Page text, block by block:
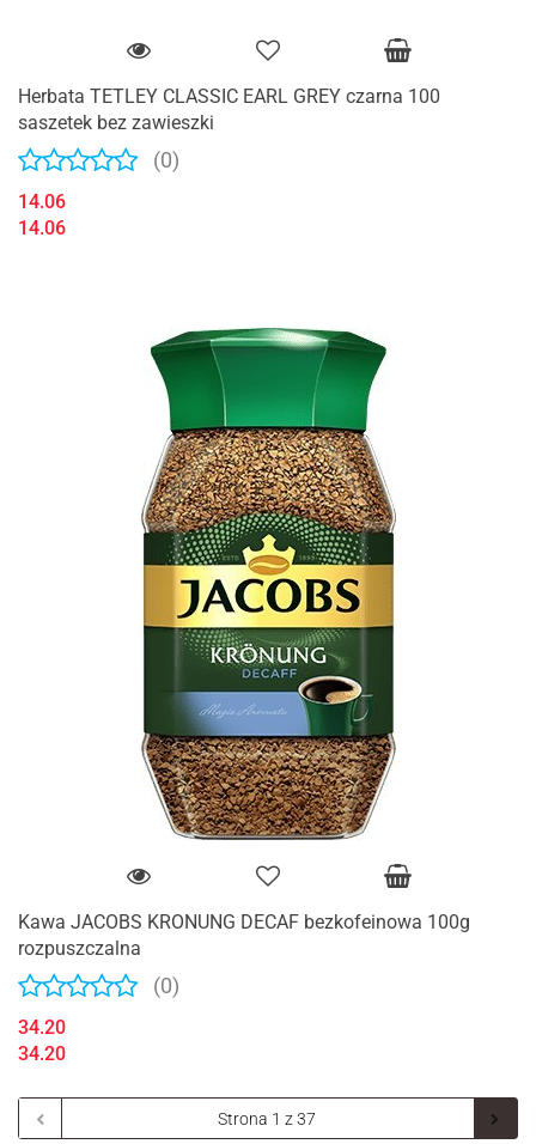
Herbata TETLEY CLASSIC EARL GREY czarna 100
saszetek bez zawieszki
(0)
14.06
14.06
Kawa JACOBS KRONUNG DECAF bezkofeinowa 100g
rozpuszczalna
(0)
34.20
34.20